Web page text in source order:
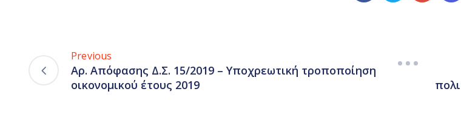
Previous
Αρ. Απόφασης Δ.Σ. 15/2019 – Υποχρεωτική τροποποίηση
οικονομικού έτους 2019